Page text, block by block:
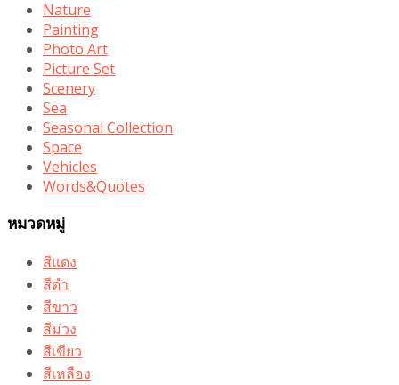
Nature
Painting
Photo Art
Picture Set
Scenery
Sea
Seasonal Collection
Space
Vehicles
Words&Quotes
หมวดหมู่
สีแดง
สีดำ
สีขาว
สีม่วง
สีเขียว
สีเหลือง